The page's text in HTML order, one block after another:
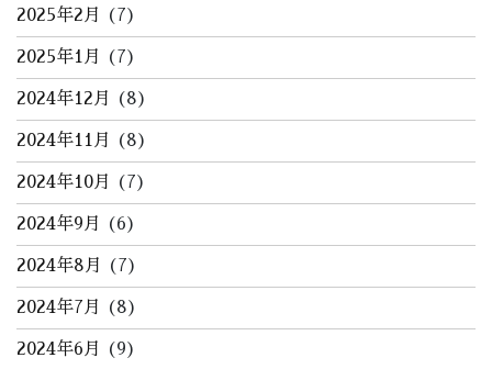
2025年2月 (7)
2025年1月 (7)
2024年12月 (8)
2024年11月 (8)
2024年10月 (7)
2024年9月 (6)
2024年8月 (7)
2024年7月 (8)
2024年6月 (9)